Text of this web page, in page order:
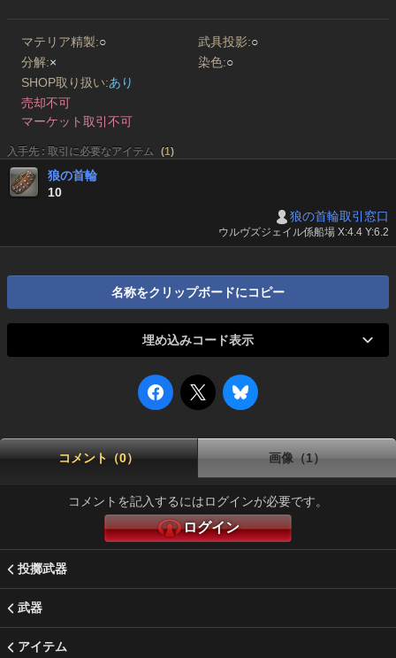
マテリア精製:○ 武具投影:○
分解:× 染色:○
SHOP取り扱い:あり
売却不可
マーケット取引不可
入手先 : 取引に必要なアイテム (1)
狼の首輪
10
狼の首輪取引窓口
ウルヴズジェイル係船場 X:4.4 Y:6.2
名称をクリップボードにコピー
埋め込みコード表示
コメント（0） 画像（1）
コメントを記入するにはログインが必要です。
ログイン
投擲武器
武器
アイテム